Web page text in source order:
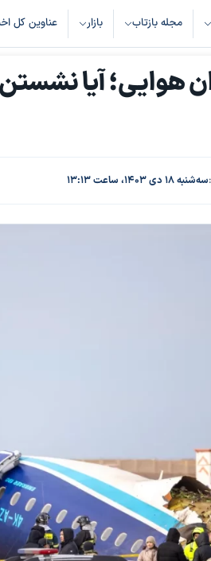
مجله بازتاب بازار عناوین کل
هوایی؛ آیا
سه‌شنبه ۱۸ دی ۱۴۰۳، ساعت ۱۳:۱۳